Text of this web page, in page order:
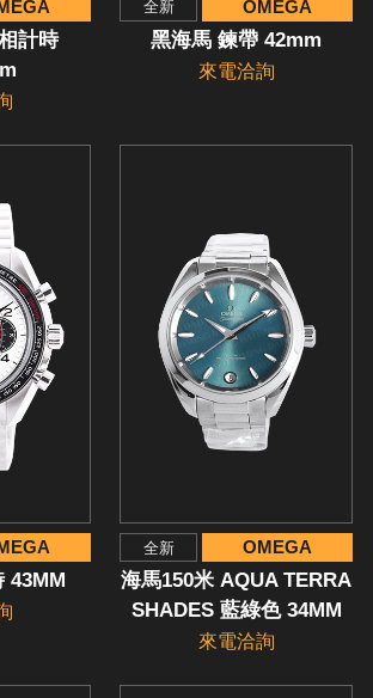
計時
全新 OMEGA
黑海馬 鍊帶 42mm
來電洽詢
43MM
全新 OMEGA
海馬150米 AQUA TERRA
SHADES 藍綠色 34MM
來電洽詢